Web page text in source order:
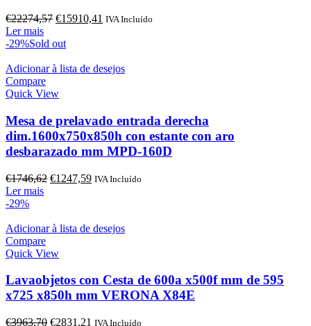
€22274,57 O
original
€22274,57.
€15910,41 O
€15910,41.
IVA Incluído
Ler mais
-29%Sold out
Adicionar à lista de desejos
Compare
Quick View
Mesa de prelavado entrada derecha
dim.1600x750x850h con estante con aro
desbarazado mm MPD-160D
€1746,62 O
€1746,62.
€1247,59O
€1247,59.
IVA Incluído
Ler mais
-29%
Adicionar à lista de desejos
Compare
Quick View
Lavaobjetos con Cesta de 600a x500f mm de 595
x725 x850h mm VERONA X84E
€3963,70 O
€2831,21 O
IVA Incluído